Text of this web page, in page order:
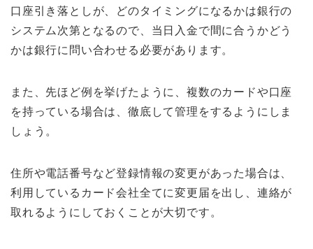
口座引き落としが、どのタイミングになるかは銀行の
システム次第となるので、当日入金で間に合うかどう
かは銀行に問い合わせる必要があります。
また、先ほど例を挙げたように、複数のカードや口座
を持っている場合は、徹底して管理をするようにしま
しょう。
住所や電話番号など登録情報の変更があった場合は、
利用しているカード会社全てに変更届を出し、連絡が
取れるようにしておくことが大切です。